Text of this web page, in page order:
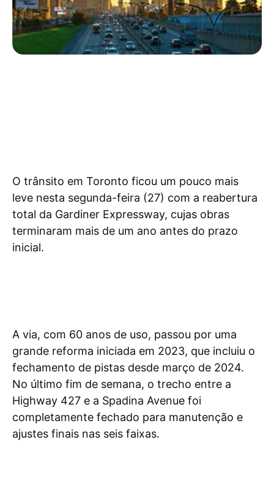
O trânsito em Toronto ficou um pouco mais
leve nesta segunda-feira (27) com a reabertura
total da Gardiner Expressway, cujas obras
terminaram mais de um ano antes do prazo
inicial.
A via, com 60 anos de uso, passou por uma
grande reforma iniciada em 2023, que incluiu o
fechamento de pistas desde março de 2024.
No último fim de semana, o trecho entre a
Highway 427 e a Spadina Avenue foi
completamente fechado para manutenção e
ajustes finais nas seis faixas.